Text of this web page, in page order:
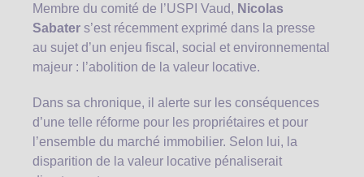
Membre du comité de l’USPI Vaud, Nicolas
Sabater s’est récemment exprimé dans la presse
au sujet d’un enjeu fiscal, social et environnemental
majeur : l’abolition de la valeur locative.
Dans sa chronique, il alerte sur les conséquences
d’une telle réforme pour les propriétaires et pour
l’ensemble du marché immobilier. Selon lui, la
disparition de la valeur locative pénaliserait